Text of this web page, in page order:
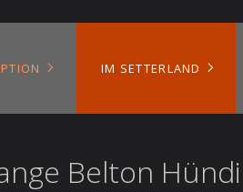
IM SETTERLAND
Belton